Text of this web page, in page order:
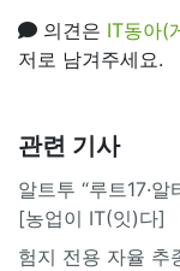
의견은 IT동아(
저로 남겨주세요.
관련 기사
알트투 “루트17·
[농업이 IT(잇)다]
험지 전용 자율 추